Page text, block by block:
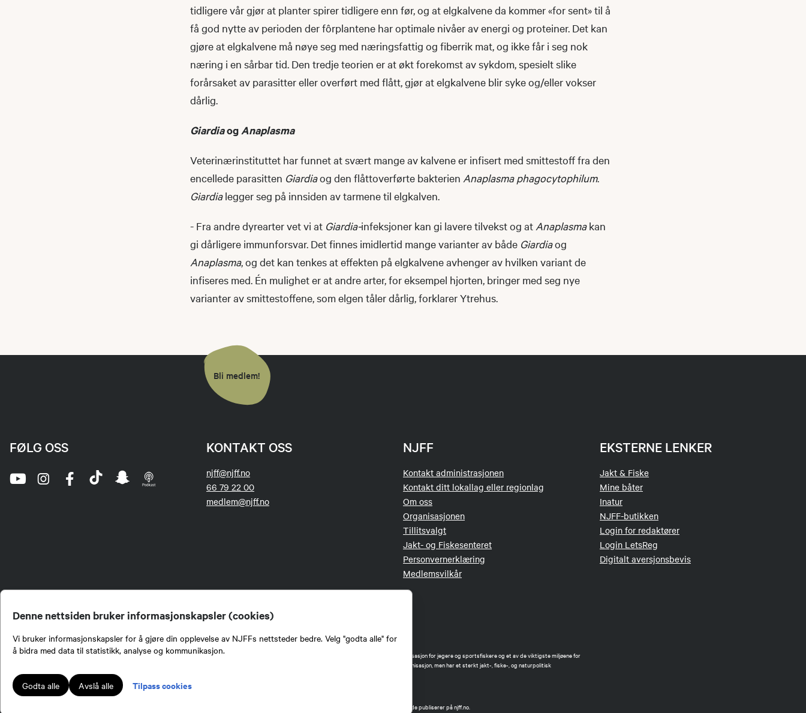
Denne nettsiden bruker informasjonskapsler (cookies)
Vi bruker informasjonskapsler for å gjøre din opplevelse av NJFFs nettsteder bedre. Velg "godta alle" for
å bidra med data til statistikk, analyse og kommunikasjon.
Godta alle Avslå alle Tilpass cookies
tidligere vår gjør at planter spirer tidligere enn før, og at elgkalvene da kommer «for sent» til å
få god nytte av perioden der fôrplantene har optimale nivåer av energi og proteiner. Det kan
gjøre at elgkalvene må nøye seg med næringsfattig og fiberrik mat, og ikke får i seg nok
næring i en sårbar tid. Den tredje teorien er at økt forekomst av sykdom, spesielt slike
forårsaket av parasitter eller overført med flått, gjør at elgkalvene blir syke og/eller vokser
dårlig.
GiardiaogAnaplasma
Veterinærinstituttet har funnet at svært mange av kalvene er infisert med smittestoff fra den
encellede parasitten Giardiaog den flåttoverførte bakterien Anaplasma phagocytophilum.
Giardialegger seg på innsiden av tarmene til elgkalven.
- Fra andre dyrearter vet vi at Giardia-infeksjoner kan gi lavere tilvekst og at Anaplasmakan
gi dårligere immunforsvar. Det finnes imidlertid mange varianter av både Giardiaog
Anaplasma, og det kan tenkes at effekten på elgkalvene avhenger av hvilken variant de
infiseres med. Én mulighet er at andre arter, for eksempel hjorten, bringer med seg nye
varianter av smittestoffene, som elgen tåler dårlig, forklarer Ytrehus.
Bli medlem!
KONTAKT OSS
njff@njff.no
66 79 22 00
medlem@njff.no
NJFF
Kontakt administrasjonen
Kontakt ditt lokallag eller regionlag
Om oss
Organisasjonen
Tillitsvalgt
Jakt- og Fiskesenteret
Personvernerklæring
Medlemsvilkår
EKSTERNE LENKER
Jakt & Fiske
Mine båter
Inatur
NJFF-butikken
Login for redaktører
Login LetsReg
Digitalt aversjonsbevis
FØLG OSS
Norges Jeger- og Fiskerforbund (NJFF) er landets eneste landsdekkende organisasjon for jegere og sportsfiskere og et av de viktigste miljøene for
formidling av kunnskap om jakt og fiske i Norge. Vi er en partipolitisk nøytral organisasjon, men har et sterkt jakt-, fiske-, og naturpolitisk
Lokalforeninger tilsluttet Norges Jeger- og Fiskerforbund har ansvar for innhold de publiserer på njff.no.